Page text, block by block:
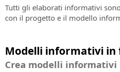
Tutti gli elaborati informativi
con il progetto e il modello
Modelli informativi
Crea modelli